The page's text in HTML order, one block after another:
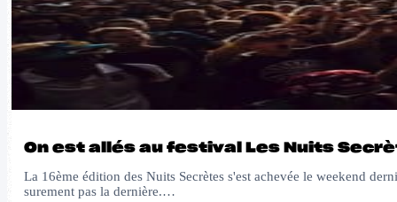
On est allés au festival Les Nuits
La 16ème édition des Nuits Secrètes s'est achevée le weekend
surement pas la dernière.…